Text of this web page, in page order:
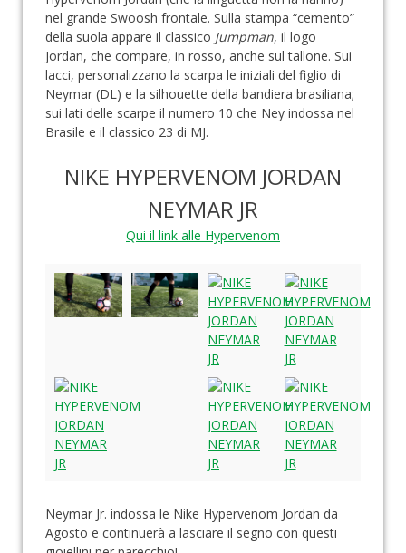
nel grande Swoosh frontale. Sulla stampa “cemento”
della suola appare il classico Jumpman, il logo
Jordan, che compare, in rosso, anche sul tallone. Sui
lacci, personalizzano la scarpa le iniziali del figlio di
Neymar (DL) e la silhouette della bandiera brasiliana;
sui lati delle scarpe il numero 10 che Ney indossa nel
Brasile e il classico 23 di MJ.
NIKE HYPERVENOM JORDAN
NEYMAR JR
Qui il link alle Hypervenom
Neymar Jr. indossa le Nike Hypervenom Jordan da
Agosto e continuerà a lasciare il segno con questi